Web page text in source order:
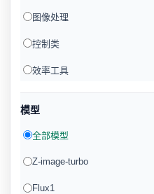
图像处理
控制类
效率工具
模型
全部模型
Z-image-turbo
Flux1